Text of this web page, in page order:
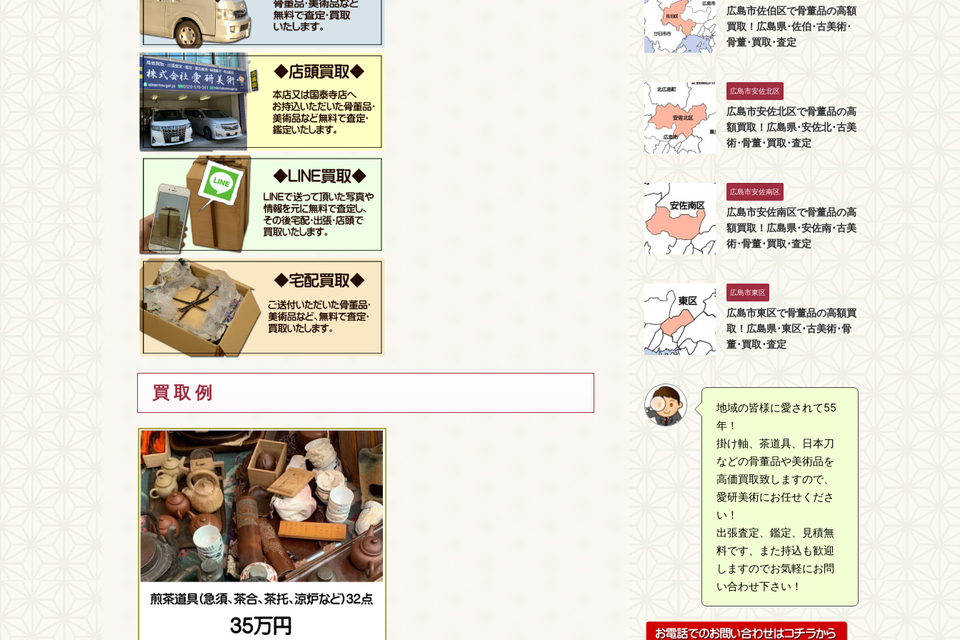
買 取 例
広島市佐伯区で骨董品の高額
買取！広島県･佐伯･古美術･
骨董･買取･査定
広島市安佐北区
広島市安佐北区で骨董品の高
額買取！広島県･安佐北･古美
術･骨董･買取･査定
広島市安佐南区
広島市安佐南区で骨董品の高
額買取！広島県･安佐南･古美
術･骨董･買取･査定
広島市東区
広島市東区で骨董品の高額買
取！広島県･東区･古美術･骨
董･買取･査定
地域の皆様に愛されて55
年！
掛け軸、茶道具、日本刀
などの骨董品や美術品を
高価買取致しますので、
愛研美術にお任せくださ
い！
出張査定、鑑定、見積無
料です、また持込も歓迎
しますのでお気軽にお問
い合わせ下さい！